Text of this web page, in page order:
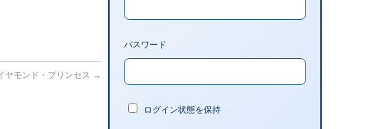
ヤモンド・プリンセス →
パスワード
ログイン状態を保持